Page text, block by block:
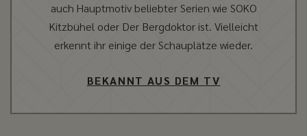
auch Hauptmotiv beliebter Serien wie SOKO
Kitzbühel oder Der Bergdoktor ist. Vielleicht
erkennt ihr einige der Schauplätze wieder.
BEKANNT AUS DEM TV